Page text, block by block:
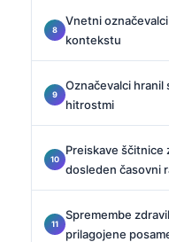
Vnetni
kontekstu
Označevalci hranil
hitrostmi
Preiskave
dosleden časovni
Spremembe
prilagojene